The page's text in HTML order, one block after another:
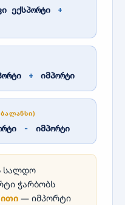
ექსპორტი
+
+ იმპორტი
− იმპორტი
სალდო
ჭარბობს
— იმპორტი